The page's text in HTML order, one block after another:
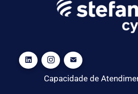
Capacidade de